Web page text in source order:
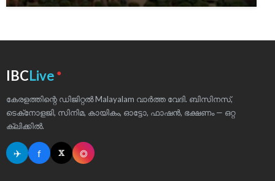
IBCLive ●
കേരളത്തിന്റെ ഡിജിറ്റൽ Malayalam വാർത്ത വേദി. ബിസിനസ്,
ടെക്‌നോളജി, സിനിമ, കായികം, ഓട്ടോ, ഫാഷൻ, ഭക്ഷണം — ഒറ്റ
ക്ലിക്കിൽ.
✈ f 𝕏 ◎